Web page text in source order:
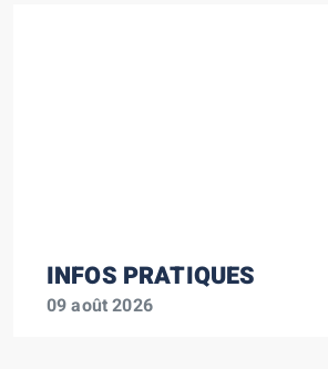
INFOS PRATIQUES
09 août 2026